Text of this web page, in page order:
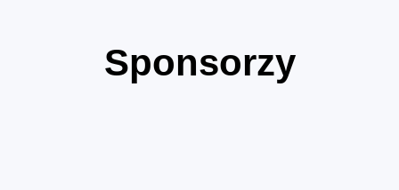
Sponsorzy